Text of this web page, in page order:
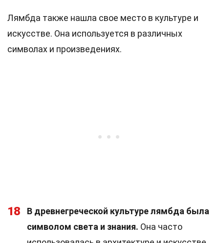
Лямбда также нашла свое место в культуре и
искусстве. Она используется в различных
символах и произведениях.
18
В древнегреческой культуре лямбда была
символом света и знания. Она часто